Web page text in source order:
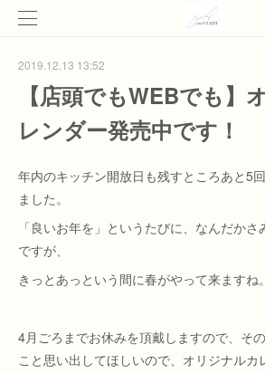
2019.12.13 13:52
【店頭でもWEBでも】
レンダー発売中です！
年内のキッチン開放日も残すところあと5
ました。
「良いお年を」というたびに、なんだか
ですが、
きっとあっという間に春がやって来ますね。
4月ごろまでお休みを頂戴しますので、そ
こと思い出してほしいので、オリジナルカ